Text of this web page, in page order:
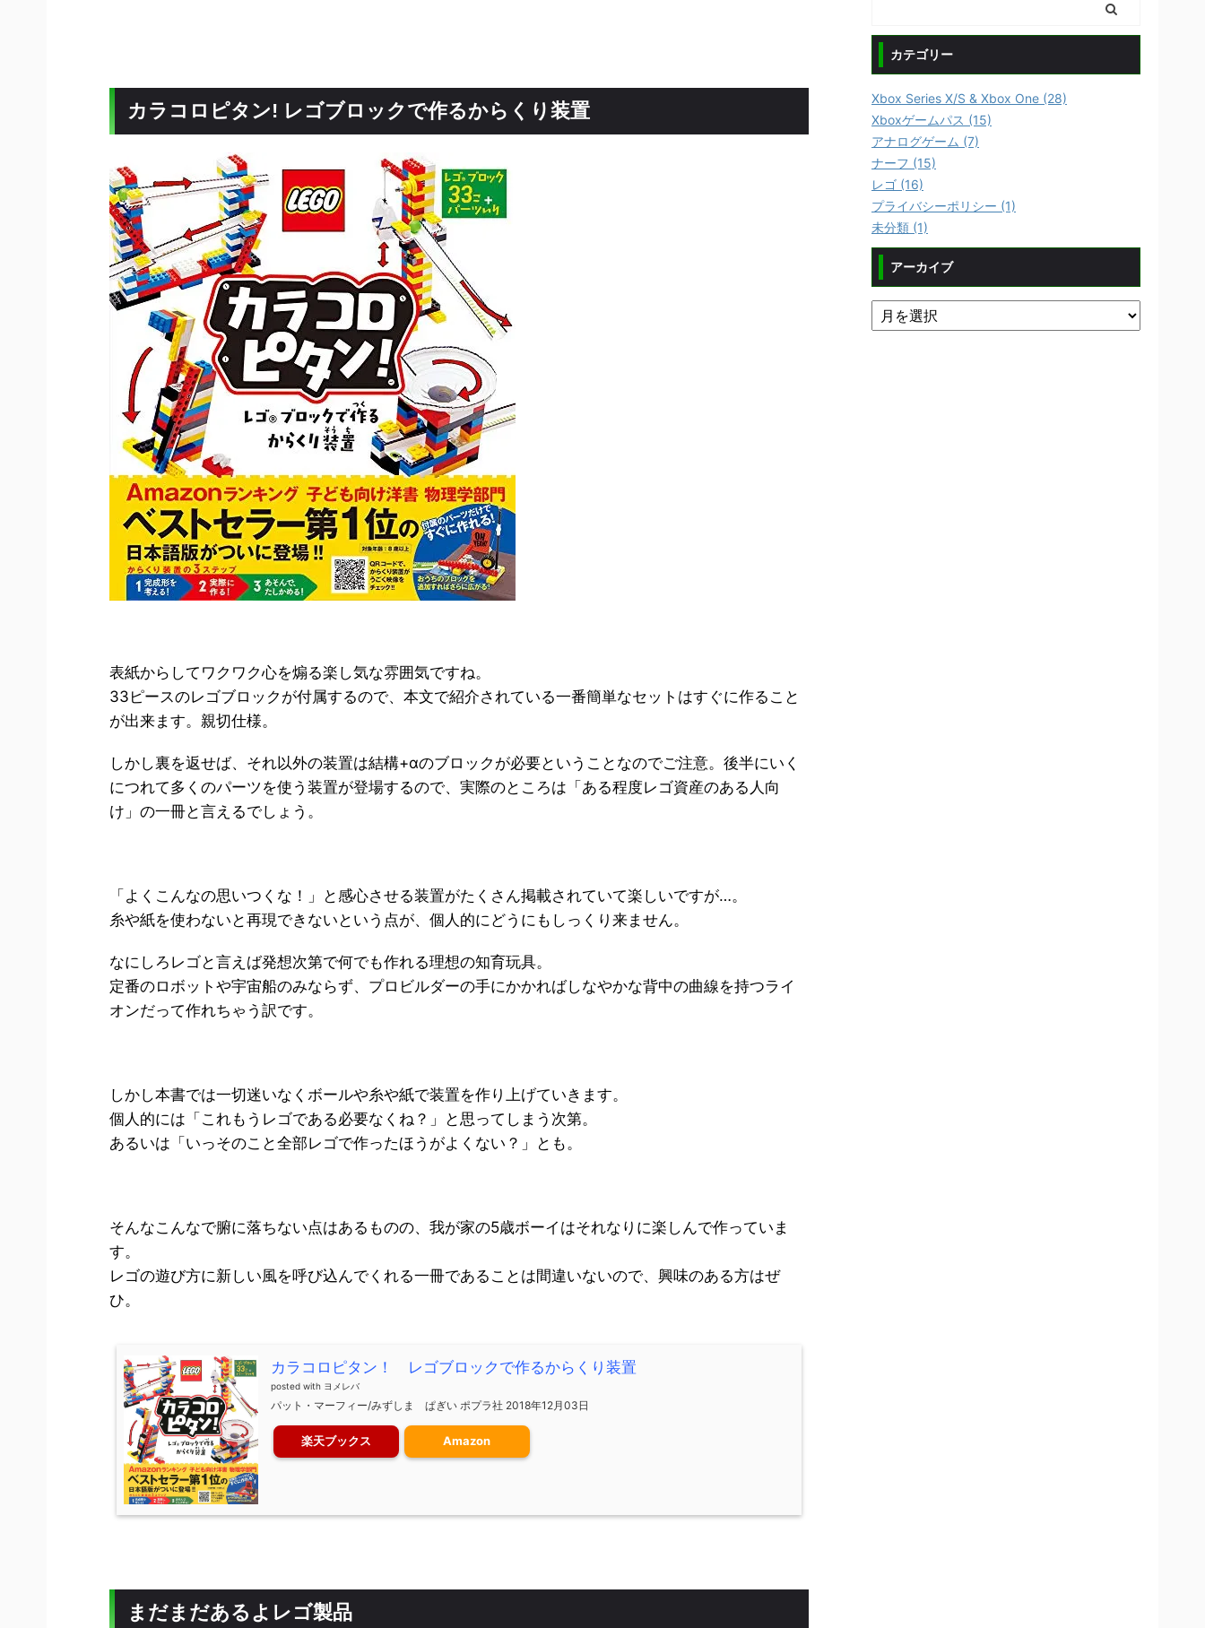
カラコロピタン! レゴブロックで作るからくり装置
表紙からしてワクワク心を煽る楽し気な雰囲気ですね。
33ピースのレゴブロックが付属するので、本文で紹介されている一番簡単なセットはすぐに作ること
が出来ます。親切仕様。
しかし裏を返せば、それ以外の装置は結構+αのブロックが必要ということなのでご注意。後半にいく
につれて多くのパーツを使う装置が登場するので、実際のところは「ある程度レゴ資産のある人向
け」の一冊と言えるでしょう。
「よくこんなの思いつくな！」と感心させる装置がたくさん掲載されていて楽しいですが…。
糸や紙を使わないと再現できないという点が、個人的にどうにもしっくり来ません。
なにしろレゴと言えば発想次第で何でも作れる理想の知育玩具。
定番のロボットや宇宙船のみならず、プロビルダーの手にかかればしなやかな背中の曲線を持つライ
オンだって作れちゃう訳です。
しかし本書では一切迷いなくボールや糸や紙で装置を作り上げていきます。
個人的には「これもうレゴである必要なくね？」と思ってしまう次第。
あるいは「いっそのこと全部レゴで作ったほうがよくない？」とも。
そんなこんなで腑に落ちない点はあるものの、我が家の5歳ボーイはそれなりに楽しんで作っていま
す。
レゴの遊び方に新しい風を呼び込んでくれる一冊であることは間違いないので、興味のある方はぜ
ひ。
カラコロピタン！ レゴブロックで作るからくり装置
posted with ヨメレバ
パット・マーフィー/みずしま ぱぎい ポプラ社 2018年12月03日
楽天ブックス Amazon
まだまだあるよレゴ製品
カテゴリー
Xbox Series X/S & Xbox One (28)
Xboxゲームパス (15)
アナログゲーム (7)
ナーフ (15)
レゴ (16)
プライバシーポリシー (1)
未分類 (1)
アーカイブ